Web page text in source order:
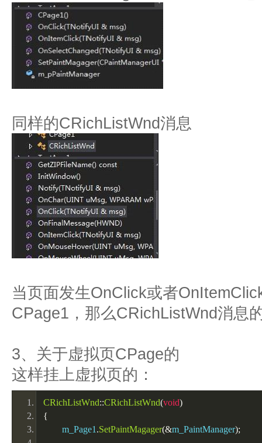
同样的CRichListWnd消息
当页面发生OnClick或者
CPage1，那么CRichListWnd消息
3、关于虚拟页CPage的
这样挂上虚拟页的：
CRichListWnd::CRichListWnd(void)
{
	m_Page1
.SetPaintMagager(&m_PaintManager);